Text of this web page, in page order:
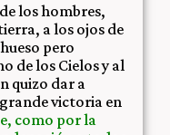
los hombres,
a los ojos de
pero
de los Cielos y al
quizo dar a
victoria en
como por la